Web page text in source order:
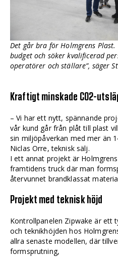
Det går bra för Holmgrens
budget och söker kvalificerad
operatörer och ställare”, säger
Kraftigt minskade CO2-
– Vi har ett nytt, spännande
vår kund går från plåt till plast
sin miljöpåverkan med mer än
Niclas Orre, teknisk sälj.
I ett annat projekt är
framtidens truck där man
återvunnet brandklassat
Projekt med teknisk höjd
Kontrollpanelen Zipwake är ett
och teknikhöjden hos
allra senaste modellen, där
formsprutning,